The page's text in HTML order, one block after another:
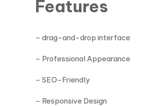
Features
– drag-and-drop interface
– Professional Appearance
– SEO-Friendly
– Responsive Design